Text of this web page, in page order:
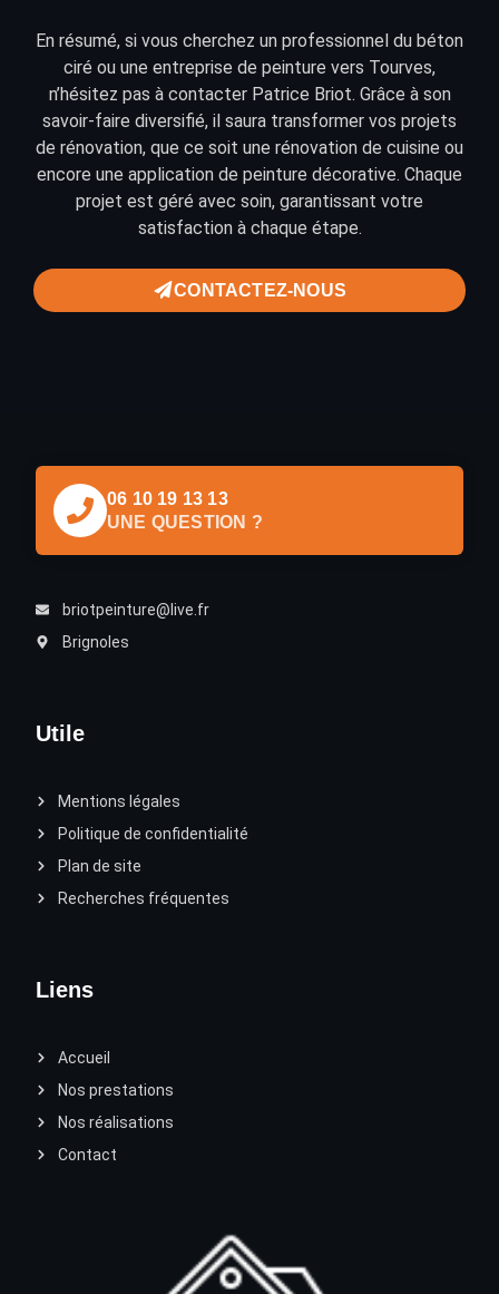
En résumé, si vous cherchez un professionnel du béton
ciré ou une entreprise de peinture vers Tourves,
n’hésitez pas à contacterPatrice Briot. Grâce à son
savoir-faire diversifié, il saura transformer vos projets
de rénovation, que ce soit une rénovation de cuisine ou
encore une application de peinture décorative. Chaque
projet est géré avec soin, garantissant votre
satisfaction à chaque étape.
CONTACTEZ-NOUS
Liens
Accueil
Nos prestations
Nos réalisations
Contact
Utile
Mentions légales
Politique de confidentialité
Plan de site
Recherches fréquentes
06 10 19 13 13
UNE QUESTION ?
briotpeinture@live.fr
Brignoles